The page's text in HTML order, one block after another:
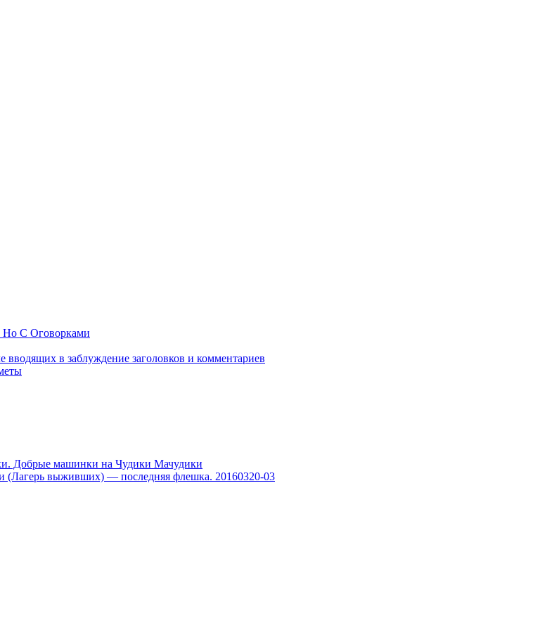
Но С Оговорками
вводящих в заблуждение заголовков и комментариев
машинки на Чудики Мачудики
(Лагерь выживших) — последняя флешка. 20160320-03